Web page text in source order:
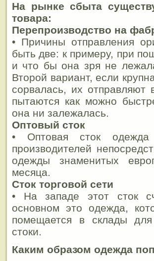
На рынке сбыта
товара:
Перепроизводство на
• Причины отправления
быть две: к примеру, при
и что бы она зря не
Второй вариант, если
сорвалась, их отправляют
пытаются как можно
она ни залежалась.
Оптовый сток
• Оптовая сток
производителей
одежды знаменитых
месяца.
Сток торговой сети
• На западе этот сток
основном это одежда,
помещается в склады
стоки.
Каким образом одежда